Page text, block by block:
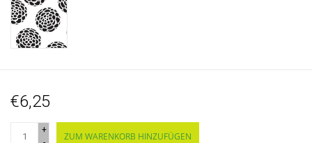
€6,25
+
ZUM WARENKORB HINZUFÜGEN